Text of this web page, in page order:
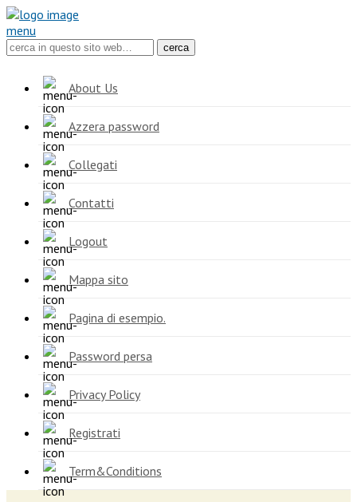
menu
About Us
Azzera password
Collegati
Contatti
Logout
Mappa sito
Pagina di esempio.
Password persa
Privacy Policy
Registrati
Term&Conditions